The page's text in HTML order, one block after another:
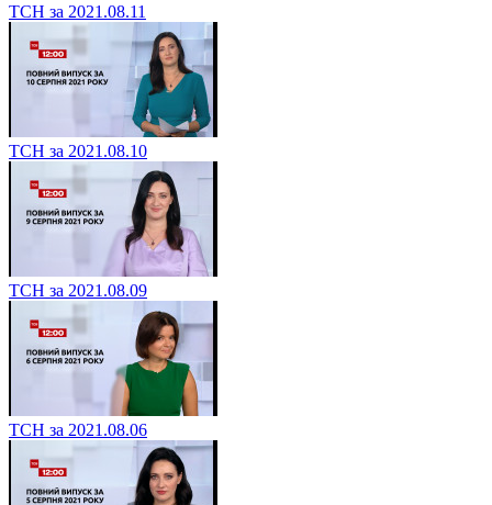
ТСН за 2021.08.11
ТСН за 2021.08.10
ТСН за 2021.08.09
ТСН за 2021.08.06